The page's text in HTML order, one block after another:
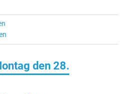
den 28.